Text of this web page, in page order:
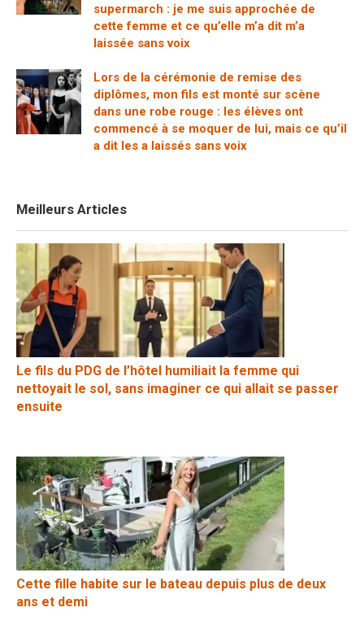
supermarch : je me suis approchée de
cette femme et ce qu’elle m’a dit m’a
laissée sans voix
Lors de la cérémonie de remise des
diplômes, mon fils est monté sur scène
dans une robe rouge : les élèves ont
commencé à se moquer de lui, mais ce qu’il
a dit les a laissés sans voix
Meilleurs Articles
Le fils du PDG de l’hôtel humiliait la femme qui
nettoyait le sol, sans imaginer ce qui allait se passer
ensuite
Cette fille habite sur le bateau depuis plus de deux
ans et demi